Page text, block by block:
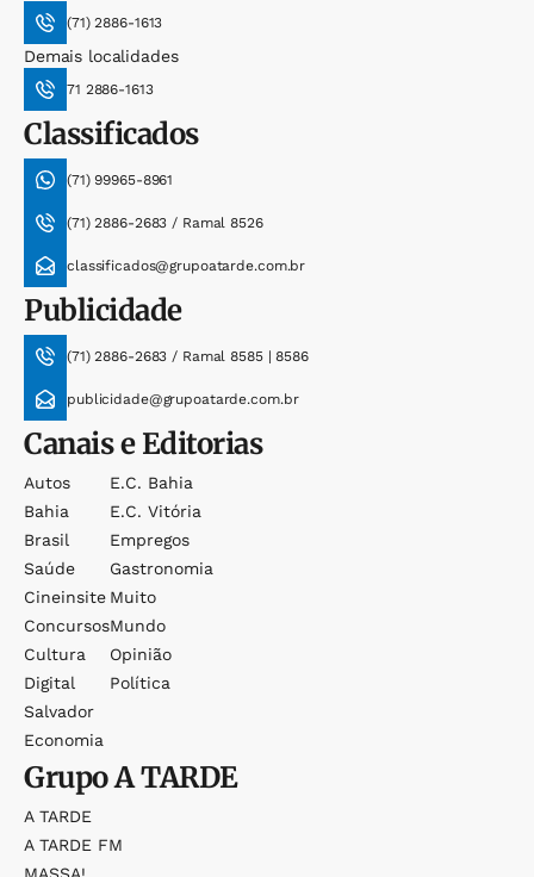
(71) 2886-1613
Demais localidades
71 2886-1613
Classificados
(71) 99965-8961
(71) 2886-2683 / Ramal 8526
classificados@grupoatarde.com.br
Publicidade
(71) 2886-2683 / Ramal 8585 | 8586
publicidade@grupoatarde.com.br
Canais e Editorias
Autos
Bahia
Brasil
Saúde
Cineinsite
Concursos
Cultura
Digital
Salvador
Economia
E.c. Bahia
E.c. Vitória
Empregos
Gastronomia
Muito
Mundo
Opinião
Política
GrupoA TARDE
A TARDE
A TARDE FM
MASSA!